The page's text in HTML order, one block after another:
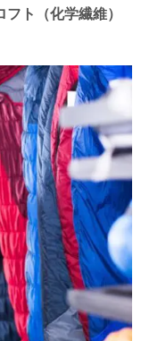
ト（化学繊維）